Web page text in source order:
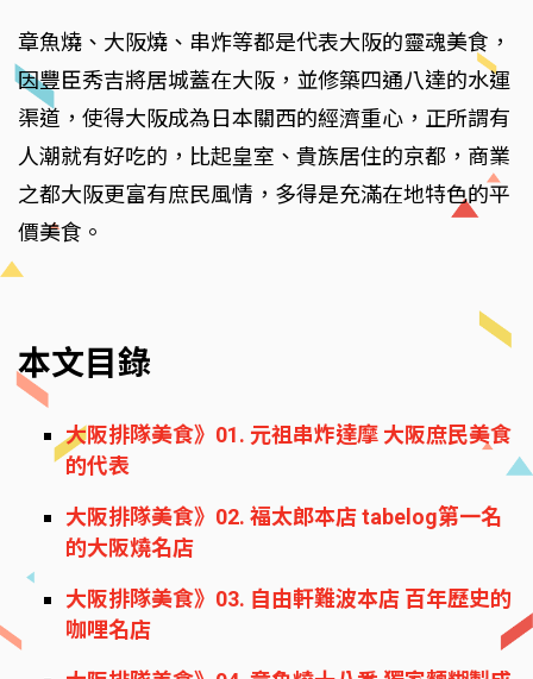
章魚燒、大阪燒、串炸等都是代表大阪的靈魂美食，
因豐臣秀吉將居城蓋在大阪，並修築四通八達的水運
渠道，使得大阪成為日本關西的經濟重心，正所謂有
人潮就有好吃的，比起皇室、貴族居住的京都，商業
之都大阪更富有庶民風情，多得是充滿在地特色的平
價美食。
本文目錄
大阪排隊美食》01. 元祖串炸達摩 大阪庶民美食
的代表
大阪排隊美食》02. 福太郎本店 tabelog第一名
的大阪燒名店
大阪排隊美食》03. 自由軒難波本店 百年歷史的
咖哩名店